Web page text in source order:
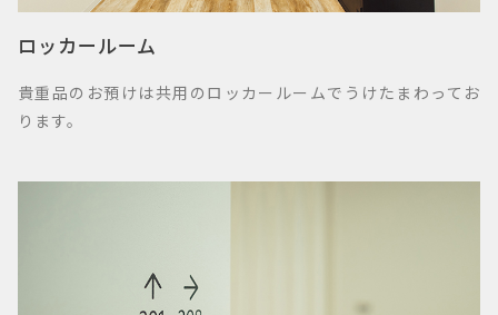
ロッカールーム
貴重品のお預けは共用のロッカールームでうけたまわってお
ります。